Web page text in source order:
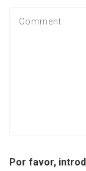
Por favor,